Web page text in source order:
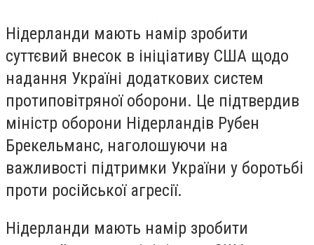
Нідерланди мають намір зробити
суттєвий внесок в ініціативу США щодо
надання Україні додаткових систем
протиповітряної оборони. Це підтвердив
міністр оборони Нідерландів Рубен
Брекельманс, наголошуючи на
важливості підтримки України у боротьбі
проти російської агресії.
Нідерланди мають намір зробити